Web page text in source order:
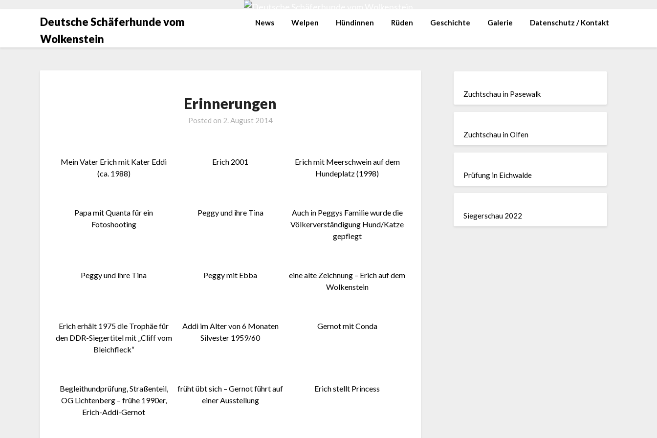
Deutsche Schäferhunde vom
Wolkenstein
News Welpen Hündinnen Rüden Geschichte Galerie Datenschutz / Kontakt
Erinnerungen
Posted on 2. August 2014
Mein Vater Erich mit Kater Eddi
(ca. 1988)
Erich 2001
Erich mit Meerschwein auf dem
Hundeplatz (1998)
Papa mit Quanta für ein
Fotoshooting
Peggy und ihre Tina
Auch in Peggys Familie wurde die
Völkerverständigung Hund/Katze
gepflegt
Peggy und ihre Tina Peggy mit Ebba
eine alte Zeichnung – Erich auf dem
Wolkenstein
Erich erhält 1975 die Trophäe für
den DDR-Siegertitel mit „Cliff vom
Bleichfleck“
Addi im Alter von 6 Monaten
Silvester 1959/60
Gernot mit Conda
Begleithundprüfung, Straßenteil,
OG Lichtenberg – frühe 1990er,
Erich-Addi-Gernot
früht übt sich – Gernot führt auf
einer Ausstellung
Erich stellt Princess
Zuchtschau in Pasewalk
Zuchtschau in Olfen
Prüfung in Eichwalde
Siegerschau 2022